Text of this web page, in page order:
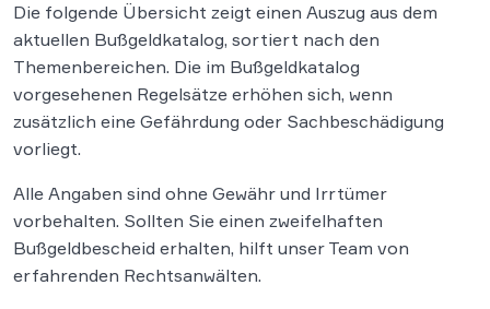
Die folgende Übersicht zeigt einen Auszug aus dem
aktuellen Bußgeldkatalog, sortiert nach den
Themenbereichen. Die im Bußgeldkatalog
vorgesehenen Regelsätze erhöhen sich, wenn
zusätzlich eine Gefährdung oder Sachbeschädigung
vorliegt.
Alle Angaben sind ohne Gewähr und Irrtümer
vorbehalten. Sollten Sie einen zweifelhaften
Bußgeldbescheid erhalten, hilft unser Team von
erfahrenden Rechtsanwälten.